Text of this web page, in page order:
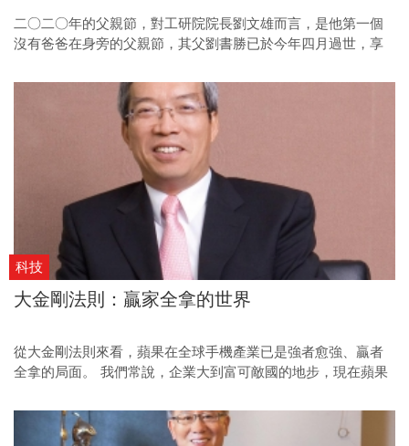
二○二○年的父親節，對工研院院長劉文雄而言，是他第一個
沒有爸爸在身旁的父親節，其父劉書勝已於今年四月過世，享
科技
大金剛法則：贏家全拿的世界
從大金剛法則來看，蘋果在全球手機產業已是強者愈強、贏者
全拿的局面。 我們常說，企業大到富可敵國的地步，現在蘋果